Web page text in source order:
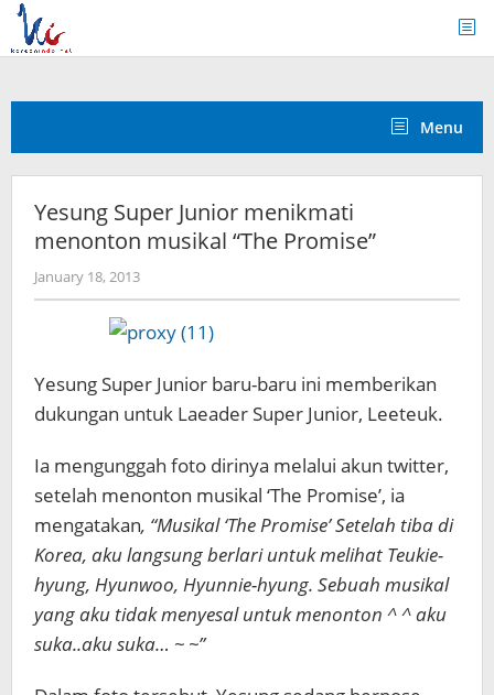
Skip
content
Menu
Yesung Super Junior menikmati
menonton musikal “The Promise”
January 18, 2013by
Koreanindo
Yesung Super Junior baru-baru ini memberikan
dukungan untuk Laeader Super Junior, Leeteuk.
Ia mengunggah foto dirinya melalui akun twitter,
setelah menonton musikal ‘The Promise’, ia
mengatakan, “Musikal ‘The Promise’ Setelah tiba di
Korea, aku langsung berlari untuk melihat Teukie-
hyung, Hyunwoo, Hyunnie-hyung. Sebuah musikal
yang aku tidak menyesal untuk menonton ^ ^ aku
suka..aku suka… ~ ~”